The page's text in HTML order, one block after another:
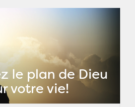
le plan de Dieu
votre vie!